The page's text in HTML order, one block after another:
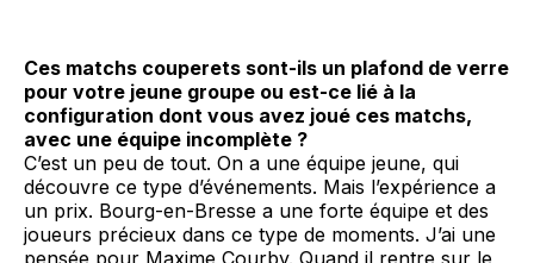
Ces matchs couperets sont-ils un plafond de verre
pour votre jeune groupe ou est-ce lié à la
configuration dont vous avez joué ces matchs,
avec une équipe incomplète ?
C’est un peu de tout. On a une équipe jeune, qui
découvre ce type d’événements. Mais l’expérience a
un prix. Bourg-en-Bresse a une forte équipe et des
joueurs précieux dans ce type de moments. J’ai une
pensée pour Maxime Courby. Quand il rentre sur le